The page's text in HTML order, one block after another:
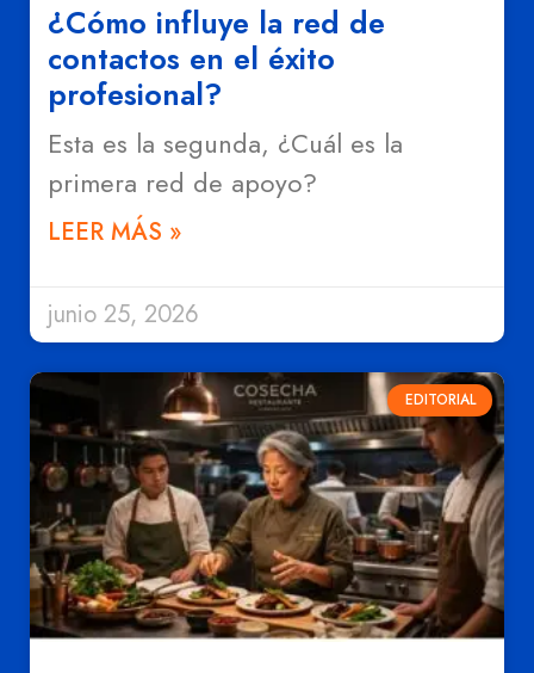
¿Cómo influye la red de
contactos en el éxito
profesional?
Esta es la segunda, ¿Cuál es la
primera red de apoyo?
LEER MÁS »
junio 25, 2026
EDITORIAL